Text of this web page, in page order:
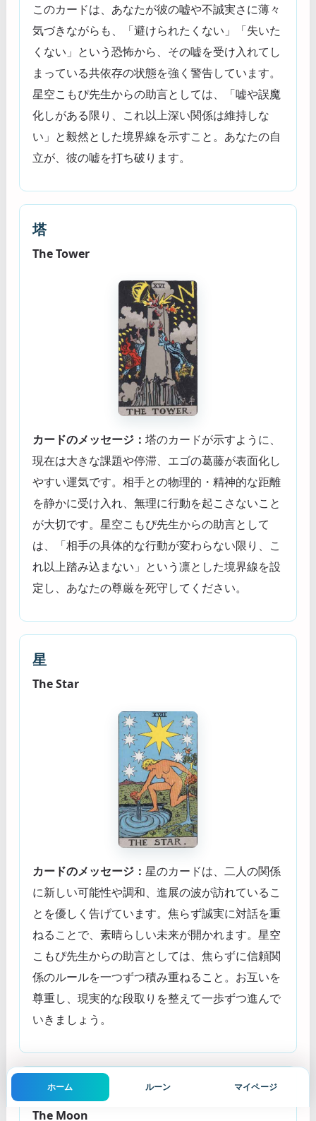
このカードは、あなたが彼の嘘や不誠実さに薄々
気づきながらも、「避けられたくない」「失いた
くない」という恐怖から、その嘘を受け入れてし
まっている共依存の状態を強く警告しています。
星空こもぴ先生からの助言としては、「嘘や誤魔
化しがある限り、これ以上深い関係は維持しな
い」と毅然とした境界線を示すこと。あなたの自
立が、彼の嘘を打ち破ります。
塔
The Tower
カードのメッセージ： 塔のカードが示すように、
現在は大きな課題や停滞、エゴの葛藤が表面化し
やすい運気です。相手との物理的・精神的な距離
を静かに受け入れ、無理に行動を起こさないこと
が大切です。星空こもぴ先生からの助言として
は、「相手の具体的な行動が変わらない限り、こ
れ以上踏み込まない」という凛とした境界線を設
定し、あなたの尊厳を死守してください。
星
The Star
カードのメッセージ： 星のカードは、二人の関係
に新しい可能性や調和、進展の波が訪れているこ
とを優しく告げています。焦らず誠実に対話を重
ねることで、素晴らしい未来が開かれます。星空
こもぴ先生からの助言としては、焦らずに信頼関
係のルールを一つずつ積み重ねること。お互いを
尊重し、現実的な段取りを整えて一歩ずつ進んで
いきましょう。
The Moon
ホーム ルーン マイページ